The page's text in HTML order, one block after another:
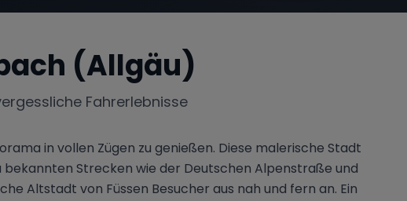
(Allgäu)
Fahrerlebnisse
in vollen Zügen zu genießen. Diese malerische Stadt
Strecken wie der Deutschen Alpenstraße und
Altstadt von Füssen Besucher aus nah und fern an. Ein